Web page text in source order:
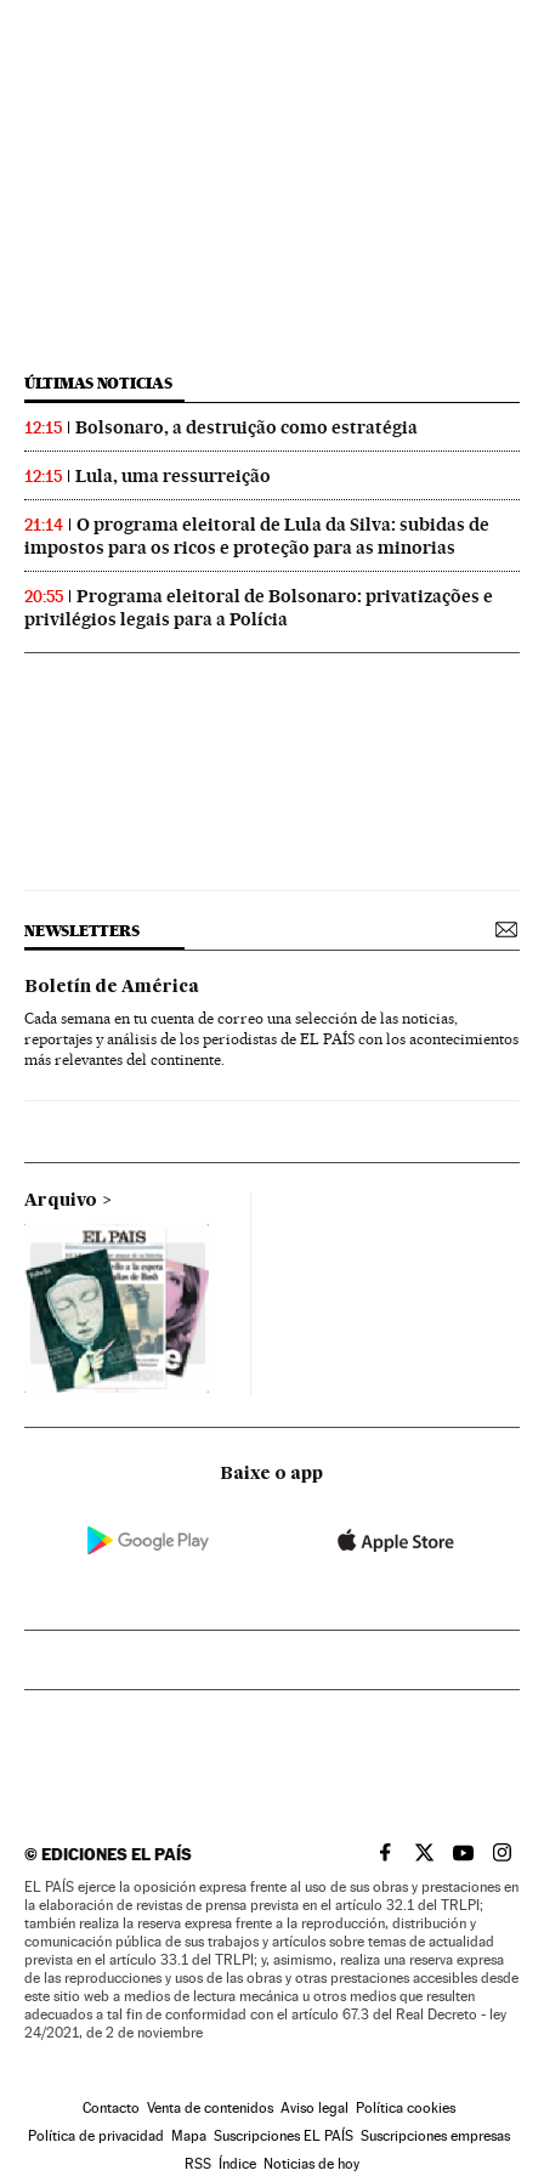
ÚLTIMAS NOTICIAS
12:15 Bolsonaro, a destruição como estratégia
12:15 Lula, uma ressurreição
21:14
O programa eleitoral de Lula da Silva: subidas de
impostos para os ricos e proteção para as minorias
20:55
Programa eleitoral de Bolsonaro: privatizações e
privilégios legais para a Polícia
NEWSLETTERS
Boletín de América
Cada semana en tu cuenta de correo una selección de las noticias,
reportajes y análisis de los periodistas de EL PAÍS con los acontecimientos
más relevantes del continente.
Arquivo
Baixe o app
©EDICIONES EL PAÍS EL PAÍS BRASIL EN
EL PAÍSEL PAÍS
EL
EL PAÍS ejerce la oposición expresa frente al uso de sus obras y prestaciones en
la elaboración de revistas de prensa prevista en el artículo 32.1 del TRLPI;
también realiza la reserva expresa frente a la reproducción, distribución y
comunicación pública de sus trabajos y artículos sobre temas de actualidad
prevista en el artículo 33.1 del TRLPI; y, asimismo, realiza una reserva expresa
de las reproducciones y usos de las obras y otras prestaciones accesibles desde
este sitio web a medios de lectura mecánica u otros medios que resulten
adecuados a tal fin de conformidad con el artículo 67.3 del Real Decreto - ley
24/2021, de 2 de noviembre
Contacto Venta de contenidos Aviso legal
Política cookies
Política de privacidad
Mapa Suscripciones EL PAÍS Suscripciones empresas
RSS
Índice Noticias de hoy